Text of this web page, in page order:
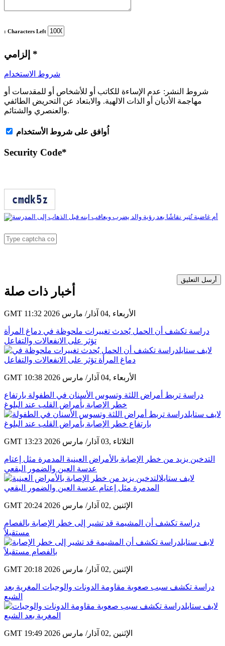
: Characters Left
*
شروط الاستخدام
شروط النشر: عدم الإساءة للكاتب أو للأشخاص أو للمقدسات أو
مهاجمة الأديان أو الذات الالهية. والابتعاد عن التحريض الطائفي
والعنصري والشتائم.
اُوافق على شروط الأستخدام
Security Code*
أرسل التعليق
أخبار ذات صلة
GMT 11:32 2026 الأربعاء ,04 آذار/ مارس
دراسة تكشف أن الحمل يُحدث تغييرات ملحوظة في دماغ المرأة
تؤثر على الانفعالات والتفاعل
GMT 10:38 2026 الأربعاء ,04 آذار/ مارس
دراسة تربط أمراض اللثة وتسوس الأسنان في الطفولة بارتفاع
خطر الإصابة بأمراض القلب عند البلوغ
GMT 13:23 2026 الثلاثاء ,03 آذار/ مارس
التدخين يزيد من خطر الإصابة بالأمراض العينية المدمرة مثل إعتام
عدسة العين والضمور البقعي
GMT 20:24 2026 الإثنين ,02 آذار/ مارس
دراسة تكشف أن المشيمة قد تشير إلى خطر الإصابة بالفصام
مستقبلاً
GMT 20:18 2026 الإثنين ,02 آذار/ مارس
دراسة تكشف سبب صعوبة مقاومة الدونات والوجبات المغرية بعد
الشبع
GMT 19:49 2026 الإثنين ,02 آذار/ مارس